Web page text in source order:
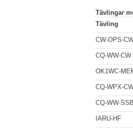
Tävlingar
Tävling
CW-OPS-
CQ-WW-CW
OK1WC-
CQ-WPX-
CQ-WW-SSB
IARU-HF